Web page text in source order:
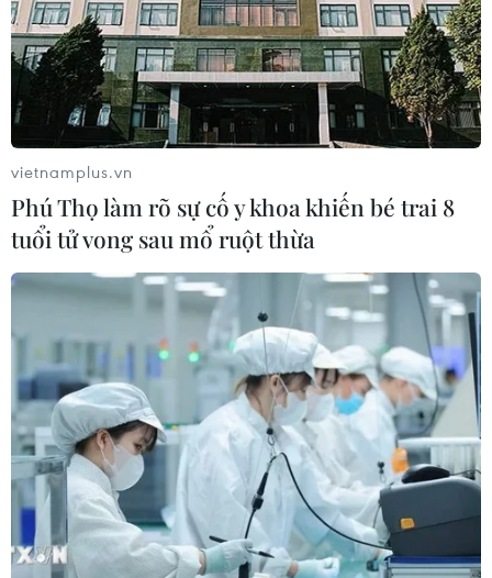
Đề xuất ba phương án đầu
tư cao tốc Bắc-Nam
01/06/2020 22:06
Quốc hội xem xét điều chỉnh chủ trương đầu tư dự án
đầu xây dựng một số đoạn đường bộ cao tốc trên tuyến
Bắc-Nam phía Đông giai đoạn 2017-2020.
vietnamplus.vn
Phú Thọ làm rõ sự cố y khoa khiến bé trai 8
tuổi tử vong sau mổ ruột thừa